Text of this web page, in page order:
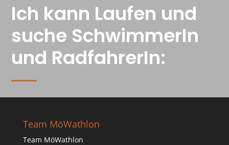
Ich kann Laufen und
suche SchwimmerIn
und RadfahrerIn:
Team MöWathlon
Team MöWathlon